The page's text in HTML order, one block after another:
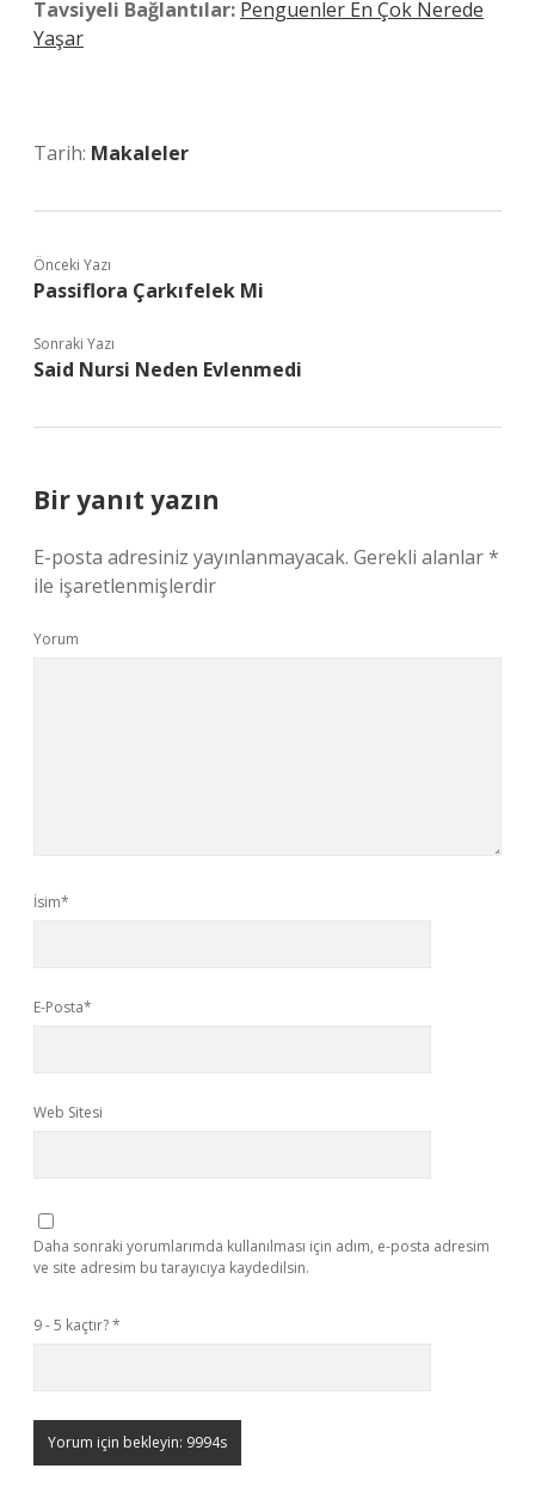
Tavsiyeli Bağlantılar: Penguenler En Çok Nerede
Yaşar
Tarih: Makaleler
Önceki Yazı
Passiflora Çarkıfelek Mi
Sonraki Yazı
Said Nursi Neden Evlenmedi
Bir yanıt yazın
E-posta adresiniz yayınlanmayacak. Gerekli alanlar*
ile işaretlenmişlerdir
Yorum
İsim*
E-Posta*
Web Sitesi
Daha sonraki yorumlarımda kullanılması için adım, e-posta adresim
ve site adresim bu tarayıcıya kaydedilsin.
9 - 5 kaçtır?*